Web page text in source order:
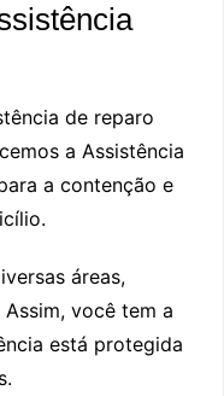
de reparo
a Assistência
a contenção e
áreas,
você tem a
está protegida